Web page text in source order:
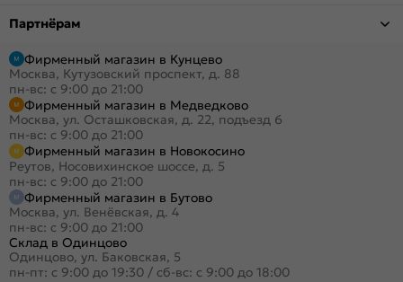
Партнёрам
Фирменный магазин в Кунцево
Москва, Кутузовский проспект, д. 88
пн-вс: с 9:00 до 21:00
Фирменный магазин в Медведково
Москва, ул. Осташковская, д. 22, подъезд 6
пн-вс: с 9:00 до 21:00
Фирменный магазин в Новокосино
Реутов, Носовихинское шоссе, д. 5
пн-вс: с 9:00 до 21:00
Фирменный магазин в Бутово
Москва, ул. Венёвская, д. 4
пн-вс: с 9:00 до 21:00
Склад в Одинцово
Одинцово, ул. Баковская, 5
пн-пт: с 9:00 до 19:30 / сб-вс: с 9:00 до 18:00